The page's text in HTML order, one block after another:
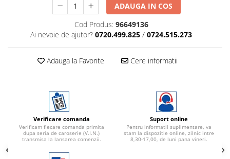
ADAUGA IN COS
Cod Produs: 96649136
Ai nevoie de ajutor? 0720.499.825 / 0724.515.273
Adauga la Favorite Cere informatii
Verificare comanda
Verificam fiecare comanda primita
dupa seria de caroserie (V.I.N.)
transmisa la lansarea comenzii.
Suport online
Pentru informatii suplimentare, va
stam la dispozitie online, zilnic intre
8,30-17,00, de luni pana vineri.